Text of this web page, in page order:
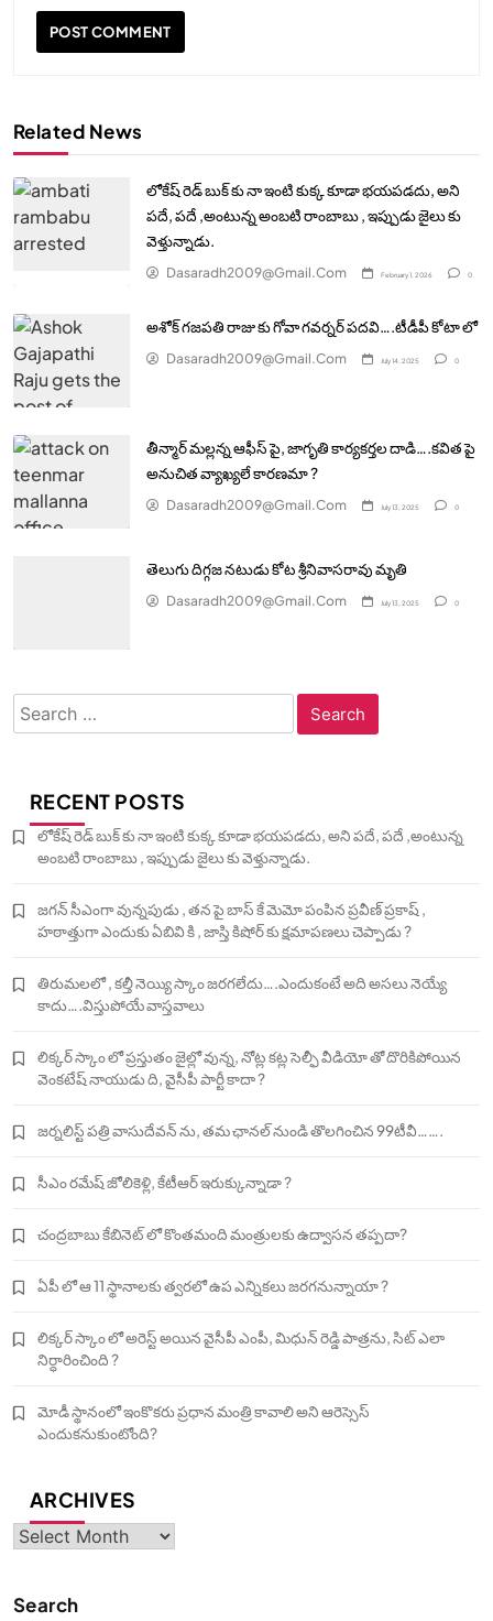
Related News
లోకేష్ రెడ్ బుక్ కు నా ఇంటి కుక్క కూడా భయపడదు, అని
పదే, పదే ,అంటున్న అంబటి రాంబాబు , ఇప్పుడు జైలు కు
వెళ్తున్నాడు.
Dasaradh2009@gmail.com February 1, 2026 0
అశోక్ గజపతి రాజు కు గోవా గవర్నర్ పదవి….టీడీపీ కోటా లో
Dasaradh2009@gmail.com July 14, 2025 0
తీన్మార్ మల్లన్న ఆఫీస్ పై, జాగృతి కార్యకర్తల దాడి….కవిత పై
అనుచిత వ్యాఖ్యలే కారణమా ?
Dasaradh2009@gmail.com July 13, 2025 0
తెలుగు దిగ్గజ నటుడు కోట శ్రీనివాసరావు మృతి
Dasaradh2009@gmail.com July 13, 2025 0
Search
for:
RECENT POSTS
లోకేష్ రెడ్ బుక్ కు నా ఇంటి కుక్క కూడా భయపడదు, అని పదే, పదే ,అంటున్న
అంబటి రాంబాబు , ఇప్పుడు జైలు కు వెళ్తున్నాడు.
జగన్ సీఎంగా వున్నపుడు , తన పై బాస్ కే మెమో పంపిన ప్రవీణ్ ప్రకాష్ ,
హఠాత్తుగా ఎందుకు ఏబివి కి , జాస్తి కిషోర్ కు క్షమాపణలు చెప్పాడు ?
తిరుమలలో , కల్తీ నెయ్యి స్కాం జరగలేదు….ఎందుకంటే అది అసలు నెయ్యే
కాదు….విస్తుపోయే వాస్తవాలు
లిక్కర్ స్కాం లో ప్రస్తుతం జైల్లో వున్న, నోట్ల కట్ల సెల్ఫీ వీడియో తో దొరికిపోయిన
వెంకటేష్ నాయుడు ది, వైసీపీ పార్టీ కాదా ?
జర్నలిస్ట్ పత్రి వాసుదేవన్ ను, తమ ఛానల్ నుండి తొలగించిన 99టీవీ…….
సీఎం రమేష్ జోలికెళ్లి, కేటీఆర్ ఇరుక్కున్నాడా ?
చంద్రబాబు కేబినెట్ లో కొంతమంది మంత్రులకు ఉద్వాసన తప్పదా?
ఏపీ లో ఆ 11 స్థానాలకు త్వరలో ఉప ఎన్నికలు జరగనున్నాయా ?
లిక్కర్ స్కాం లో అరెస్ట్ అయిన వైసీపీ ఎంపీ, మిధున్ రెడ్డి పాత్రను, సిట్ ఎలా
నిర్ధారించింది ?
మోడీ స్థానంలో ఇంకొకరు ప్రధాన మంత్రి కావాలి అని ఆరెస్సెస్‌
ఎందుకనుకుంటోంది?
ARCHIVES
Archives
Search